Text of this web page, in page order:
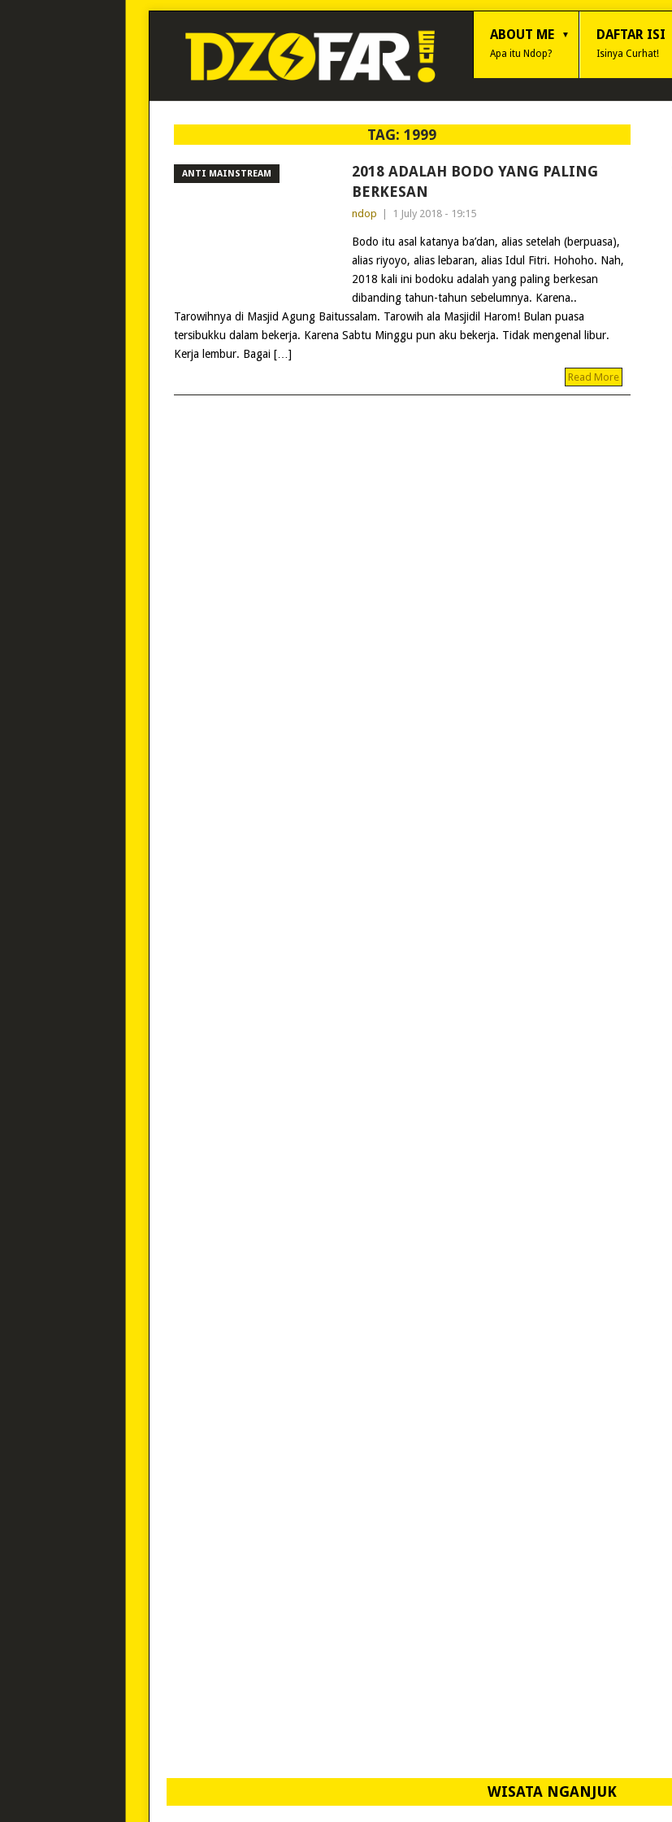
ABOUT ME
Apa itu Ndop?
DAFTAR ISI
Isinya Curhat!
TAG:1999
ANTI MAINSTREAM
2018 ADALAH BODO YANG PALING
BERKESAN
ndop 1 July 2018 - 19:15
Bodo itu asal katanya ba’dan, alias setelah (berpuasa),
alias riyoyo, alias lebaran, alias Idul Fitri. Hohoho. Nah,
2018 kali ini bodoku adalah yang paling berkesan
dibanding tahun-tahun sebelumnya. Karena..
Tarowihnya di Masjid Agung Baitussalam. Tarowih ala Masjidil Harom! Bulan puasa
tersibukku dalam bekerja. Karena Sabtu Minggu pun aku bekerja. Tidak mengenal libur.
Kerja lembur. Bagai […]
Read More
WISATA NGANJUK